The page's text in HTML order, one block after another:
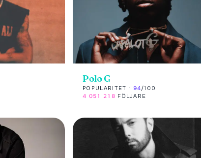
Polo G
POPULARITET · 94/100
4 051 218 FÖLJARE